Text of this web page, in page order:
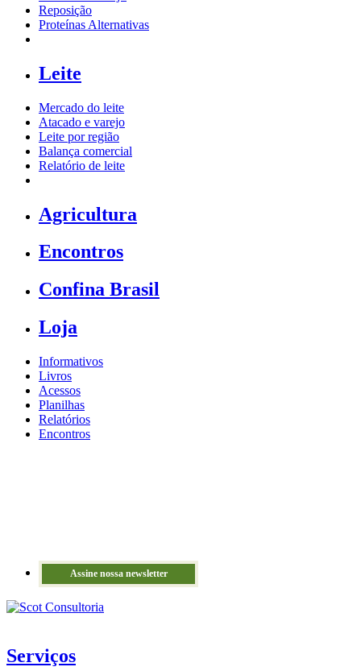
Reposição
Proteínas Alternativas
Leite
Mercado do leite
Atacado e varejo
Leite por região
Balança comercial
Relatório de leite
Agricultura
Encontros
Confina Brasil
Loja
Informativos
Livros
Acessos
Planilhas
Relatórios
Encontros
Assine nossa newsletter
Serviços